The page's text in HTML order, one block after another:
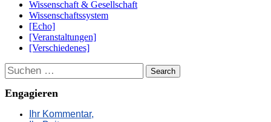
Wissenschaft & Gesellschaft
Wissenschaftssystem
[Echo]
[Veranstaltungen]
[Verschiedenes]
Suchen
Engagieren
Ihr Kommentar,